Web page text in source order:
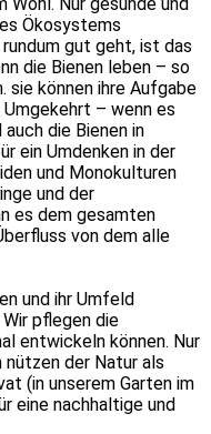
Ökosystems
gut geht, ist das
die Bienen leben – so
sie können ihre Aufgabe
– wenn es
die Bienen in
ein Umdenken in der
und Monokulturen
und der
es dem gesamten
von dem alle
und ihr Umfeld
pflegen die
entwickeln können. Nur
der Natur als
(in unserem Garten im
eine nachhaltige und